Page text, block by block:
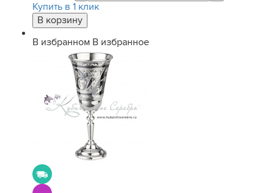
Купить в 1 клик
В избранном В избранное